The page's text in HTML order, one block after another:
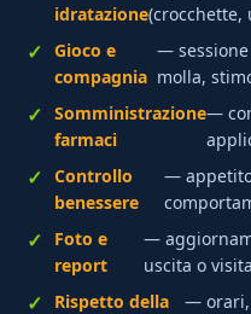
idratazione(crocchette,
Gioco e
compagnia
—
molla,
Somministrazione
farmaci
—
Controllo
benessere
—
Foto e
report
—
uscita o visita
Rispetto della
— orari,